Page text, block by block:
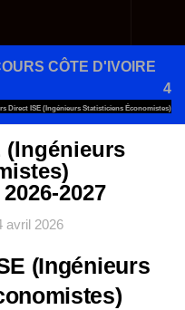
CÔTE D'IVOIRE
4
Direct ISE (Ingénieurs Statisticiens Économistes)
(Ingénieurs
2027
avril 2026
(Ingénieurs